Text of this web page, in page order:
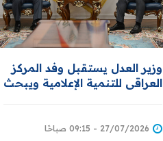
وزير العدل يستقبل وفد المركز
العراقي للتنمية الإعلامية ويبحث
في دعم برامج التأهيل والإصلاح
27/07/2026 - 09:15 صباحًا